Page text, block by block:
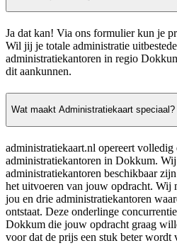
Ja dat kan! Via ons formulier kun je
Wil jij je totale administratie
administratiekantoren in regio
dit aankunnen.
Wat maakt Administratiekaart speciaal?
administratiekaart.nl opereert
administratiekantoren in Dokkum.
administratiekantoren beschikbaar
het uitvoeren van jouw opdracht. Wij
jou en drie administratiekantoren
ontstaat. Deze onderlinge
Dokkum die jouw opdracht graag
voor dat de prijs een stuk beter wordt